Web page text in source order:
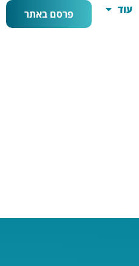
עוד פרסם באתר